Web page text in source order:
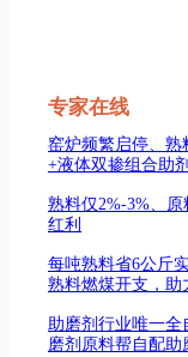
专家在线
窑炉频繁启停、熟
+液体双掺组合助
熟料仅2%-3%、
红利
每吨熟料省6公斤
熟料燃煤开支，助
助磨剂行业唯一全
磨剂原料帮自配